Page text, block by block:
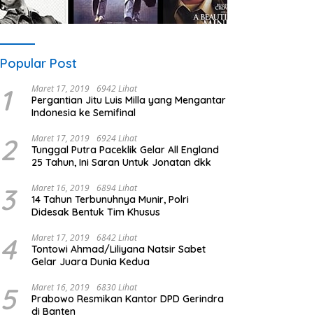
Popular Post
1 Maret 17, 2019 6942 Lihat
Pergantian Jitu Luis Milla yang Mengantar
Indonesia ke Semifinal
2 Maret 17, 2019 6924 Lihat
Tunggal Putra Paceklik Gelar All England
25 Tahun, Ini Saran Untuk Jonatan dkk
3 Maret 16, 2019 6894 Lihat
14 Tahun Terbunuhnya Munir, Polri
Didesak Bentuk Tim Khusus
4 Maret 17, 2019 6842 Lihat
Tontowi Ahmad/Liliyana Natsir Sabet
Gelar Juara Dunia Kedua
5 Maret 16, 2019 6830 Lihat
Prabowo Resmikan Kantor DPD Gerindra
di Banten